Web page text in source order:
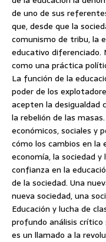
de uno de sus
que, desde que la
comunismo de tribu, la
educativo diferenciado.
como una práctica
La función de la
poder de los
acepten la desigualdad
la rebelión de las
económicos, sociales y
cómo los cambios en la
economía, la sociedad
confianza en la
de la sociedad. Una
nueva sociedad, una
Educación y lucha de
profundo análisis
es un llamado a la